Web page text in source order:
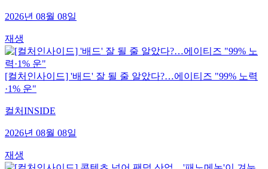
2026년 08월 08일
재생
[컬처인사이드] '배드' 잘 될 줄 알았다?…에이티즈 "99% 노력
·1% 운"
컬처INSIDE
2026년 08월 08일
재생